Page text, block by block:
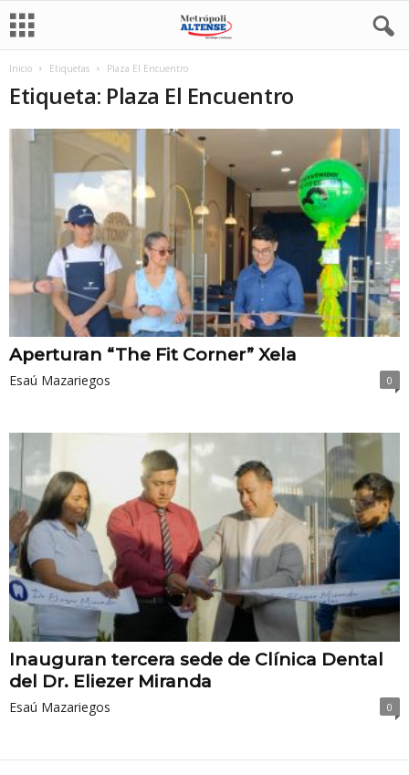
Inicio Etiquetas Plaza El Encuentro
Etiqueta: Plaza El Encuentro
Aperturan “The Fit Corner” Xela
Esaú Mazariegos 0
Inauguran tercera sede de Clínica Dental
del Dr. Eliezer Miranda
Esaú Mazariegos 0